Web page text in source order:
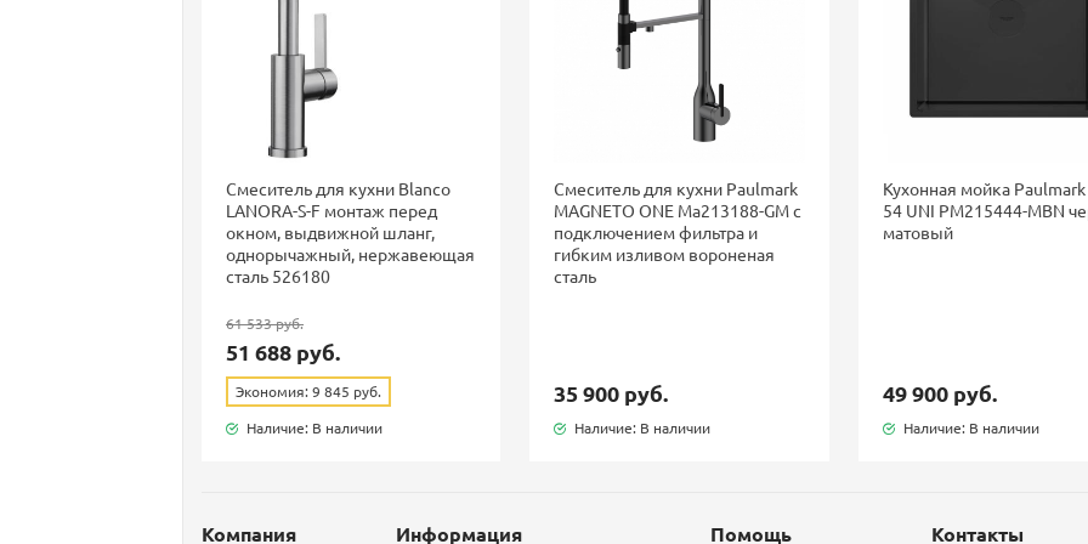
Смеситель для кухни Blanco
LANORA-S-F монтаж перед
окном, выдвижной шланг,
однорычажный, нержавеющая
сталь 526180
61 533 руб.
51 688 руб.
Экономия: 9 845 руб.
Наличие: В наличии
Смеситель для кухни Paulmark
MAGNETO ONE Ma213188-GM с
подключением фильтра и
гибким изливом вороненая
сталь
35 900 руб.
Наличие: В наличии
Кухонная мойка Paulmark
54 UNI PM215444-MBN
матовый
49 900 руб.
Наличие: В наличии
Компания Информация Помощь Контакты